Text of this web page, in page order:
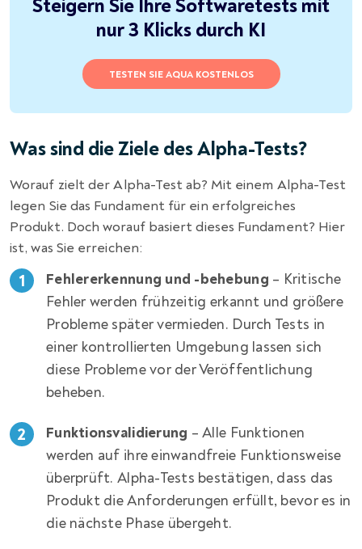
Steigern Sie Ihre Softwaretests mit
nur 3 Klicks durch KI
TESTEN SIE AQUA KOSTENLOS
Was sind die Ziele des Alpha-Tests?
Worauf zielt der Alpha-Test ab? Mit einem Alpha-Test
legen Sie das Fundament für ein erfolgreiches
Produkt. Doch worauf basiert dieses Fundament? Hier
ist, was Sie erreichen:
Fehlererkennung und -behebung – Kritische
Fehler werden frühzeitig erkannt und größere
Probleme später vermieden. Durch Tests in
einer kontrollierten Umgebung lassen sich
diese Probleme vor der Veröffentlichung
beheben.
Funktionsvalidierung – Alle Funktionen
werden auf ihre einwandfreie Funktionsweise
überprüft. Alpha-Tests bestätigen, dass das
Produkt die Anforderungen erfüllt, bevor es in
die nächste Phase übergeht.